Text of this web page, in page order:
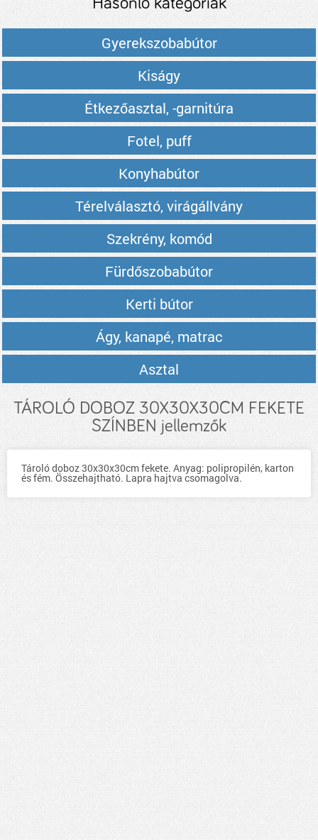
Gyerekszobabútor
Kiságy
Étkezőasztal, -garnitúra
Fotel, puff
Konyhabútor
Térelválasztó, virágállvány
Szekrény, komód
Fürdőszobabútor
Kerti bútor
Ágy, kanapé, matrac
Asztal
TÁROLÓ DOBOZ 30X30X30CM FEKETE
SZÍNBEN jellemzők
Tároló doboz 30x30x30cm fekete. Anyag: polipropilén, karton
és fém. Összehajtható. Lapra hajtva csomagolva.